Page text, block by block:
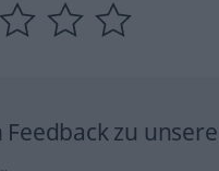
Feedback zu